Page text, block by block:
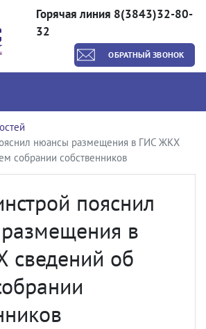
Горячая линия 8(3843)32-80-
32
ОБРАТНЫЙ ЗВОНОК
нюансы размещения в ГИС ЖКХ
собрании собственников
пояснил
в
об